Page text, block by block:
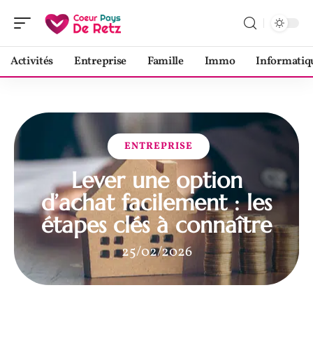
Activités Entreprise Famille Immo
ENTREPRISE
Lever une option
d’achat facilement : les
étapes clés à connaître
25/02/2026